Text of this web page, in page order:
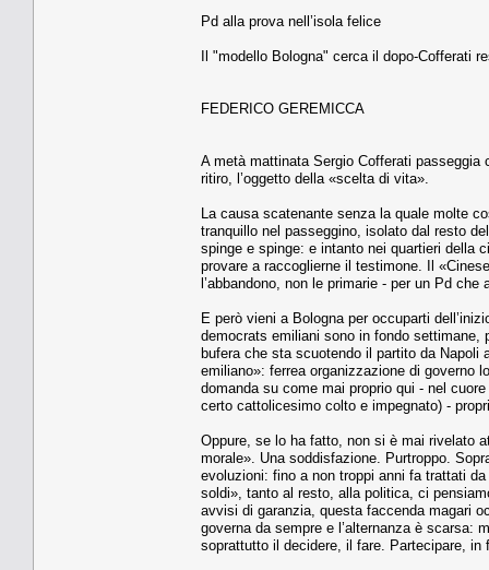
Pd alla prova nell’isola felice
Il "modello Bologna" cerca il dopo-Cofferati
FEDERICO GEREMICCA
A metà mattinata Sergio Cofferati
ritiro, l’oggetto della «scelta di vita».
La causa scatenante senza la quale molte
tranquillo nel passeggino, isolato dal resto
spinge e spinge: e intanto nei quartieri della
provare a raccoglierne il testimone. Il
l’abbandono, non le primarie - per un Pd
E però vieni a Bologna per occuparti
democrats emiliani sono in fondo
bufera che sta scuotendo il partito da Napoli
emiliano»: ferrea organizzazione di governo
domanda su come mai proprio qui - nel
certo cattolicesimo colto e impegnato) -
Oppure, se lo ha fatto, non si è mai rivelato
morale». Una soddisfazione. Purtroppo.
evoluzioni: fino a non troppi anni fa trattati
soldi», tanto al resto, alla politica, ci
avvisi di garanzia, questa faccenda magari
governa da sempre e l’alternanza è scarsa:
soprattutto il decidere, il fare. Partecipare, in